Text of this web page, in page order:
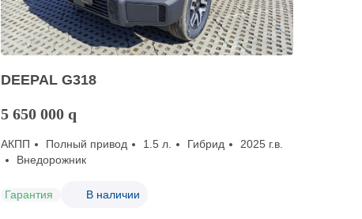
DEEPAL G318
5 650 000 q
АКПП Полный привод 1.5 л. Гибрид
2025 г.в.
Внедорожник
Гарантия В наличии